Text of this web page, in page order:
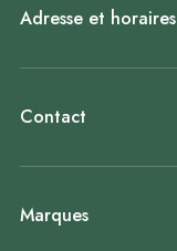
Adresse et horaires
Contact
Marques